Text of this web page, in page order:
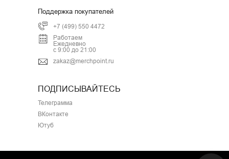
ПОДПИСЫВАЙТЕСЬ
Поддержка покупателей
+7 (499) 550 4472
Работаем
Ежедневно
с 9:00 до 21:00
zakaz@merchpoint.ru
Телеграмма
ВКонтакте
Ютуб